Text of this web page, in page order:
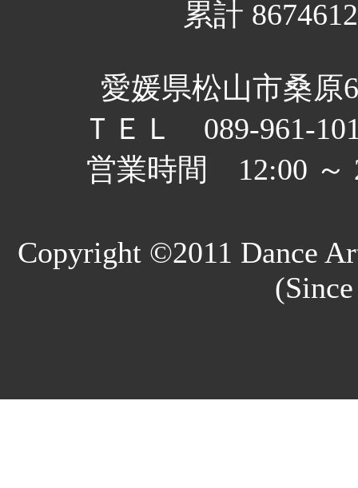
累計
愛媛県松山市桑原
ＴＥＬ 089-961-
営業時間 12:00
Copyright ©2011 Dance